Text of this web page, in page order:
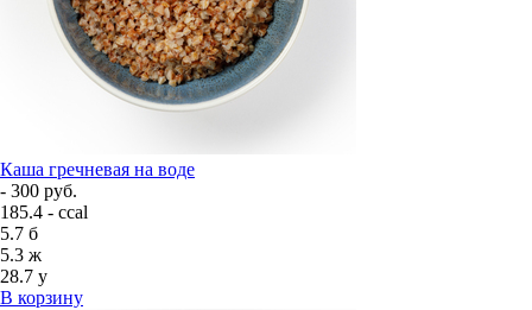
Каша гречневая на воде
- 300 руб.
185.4 - ccal
5.7 б
5.3 ж
28.7 у
В корзину